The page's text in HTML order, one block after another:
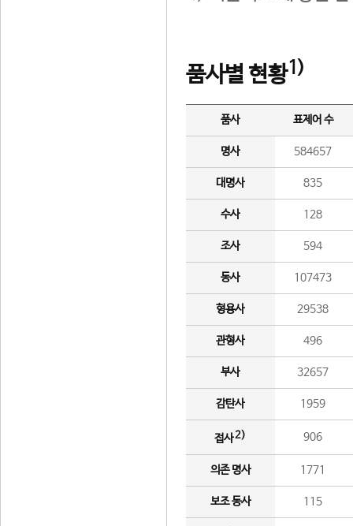
품사별 현황1)
품사 표제어 수
명사 584657
대명사 835
수사 128
조사 594
동사 107473
형용사 29538
관형사 496
부사 32657
감탄사 1959
접사2) 906
의존 명사 1771
보조 동사 115